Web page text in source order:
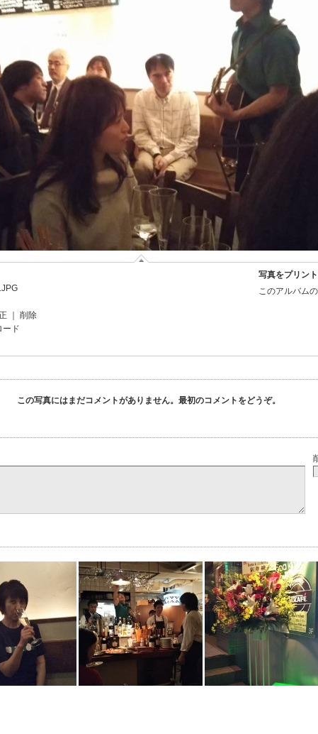
削除
ード
写真をプリン
このアルバム
この写真にはまだコメントがありません。最初のコメントをどうぞ。